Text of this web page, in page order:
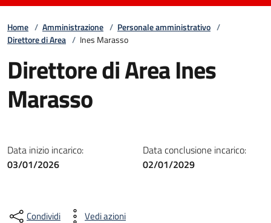
Home / Amministrazione / Personale amministrativo /
Direttore di Area / Ines Marasso
Direttore di Area Ines
Marasso
Data inizio incarico:
03/01/2026
Data conclusione incarico:
02/01/2029
Condividi Vedi azioni